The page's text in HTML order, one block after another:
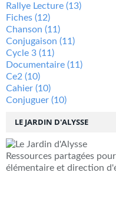
LE JARDIN D'ALYSSE
Ressources partagées
élémentaire et direction
Rallye Lecture (13)
Fiches (12)
Chanson (11)
Conjugaison (11)
Cycle 3 (11)
Documentaire (11)
Ce2 (10)
Cahier (10)
Conjuguer (10)